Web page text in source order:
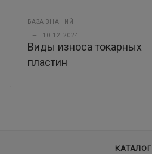
БАЗА ЗНАНИЙ
— 10.12.2024
Виды износа токарных
пластин
КАТАЛОГ